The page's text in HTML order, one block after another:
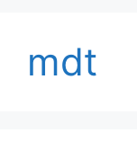
mdt